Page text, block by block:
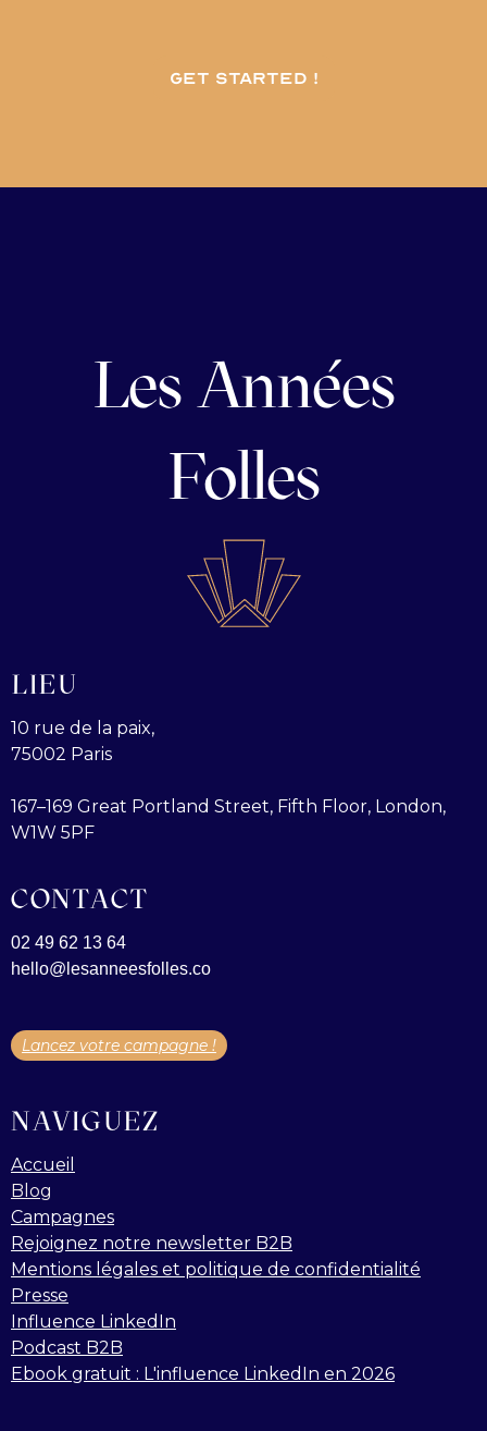
Get started !
Les Années
Folles
LIEU
10 rue de la paix,
75002 Paris
167–169 Great Portland Street, Fifth Floor, London,
W1W 5PF
CONTACT
02 49 62 13 64
hello@lesanneesfolles.co
Lancez votre campagne !
NAVIGUEZ
Accueil
Blog
Campagnes
Rejoignez notre newsletter B2B
Mentions légales et politique de confidentialité
Presse
Influence LinkedIn
Podcast B2B
Ebook gratuit : L'influence LinkedIn en 2026